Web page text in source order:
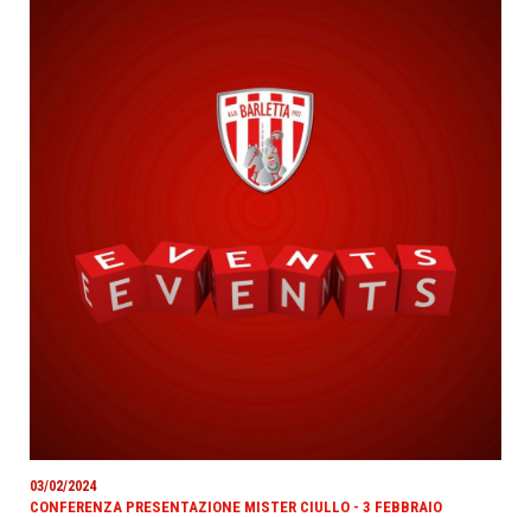
03/02/2024
CONFERENZA PRESENTAZIONE MISTER CIULLO - 3 FEBBRAIO